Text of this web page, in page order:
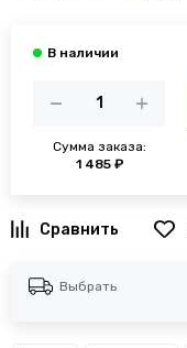
Сумма заказа:
1 485 ₽
Выбрать